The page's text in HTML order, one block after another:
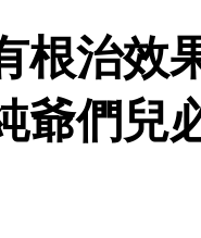
根治效
爺們兒